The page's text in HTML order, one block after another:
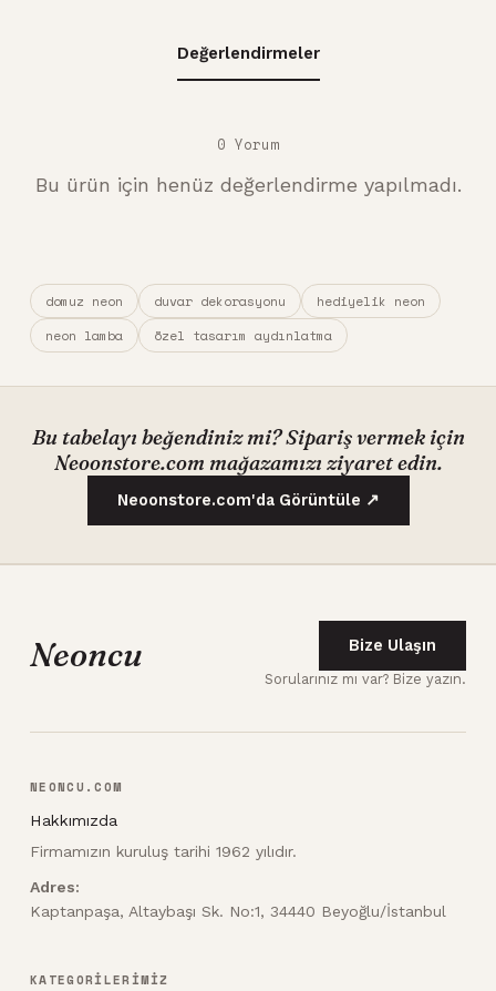
Değerlendirmeler
0 Yorum
Bu ürün için henüz değerlendirme yapılmadı.
domuz neon duvar dekorasyonu
hediyelik neon
neon lamba
özel tasarım aydınlatma
Bu tabelayı beğendiniz mi? Sipariş vermek için
Neoonstore.com mağazamızı ziyaret edin.
Neoonstore.com'da Görüntüle ↗
Neoncu Bize Ulaşın
Sorularınız mı var? Bize yazın.
NEONCU.COM
Hakkımızda
Firmamızın kuruluş tarihi 1962 yılıdır.
Adres:
Kaptanpaşa, Altaybaşı Sk. No:1, 34440 Beyoğlu/İstanbul
KATEGORİLERİMİZ